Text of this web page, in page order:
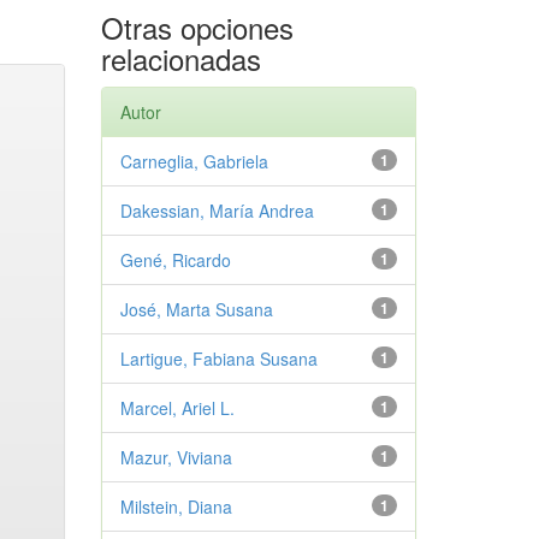
Otras opciones
relacionadas
Autor
1
Carneglia, Gabriela
1
Dakessian, María Andrea
1
Gené, Ricardo
1
José, Marta Susana
1
Lartigue, Fabiana Susana
1
Marcel, Ariel L.
1
Mazur, Viviana
1
Milstein, Diana